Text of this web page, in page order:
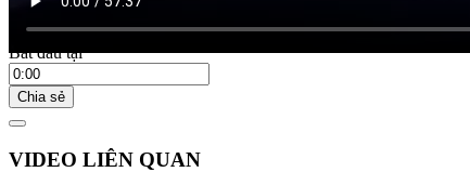
Bắt đầu tại
Chia sẻ
VIDEO LIÊN QUAN